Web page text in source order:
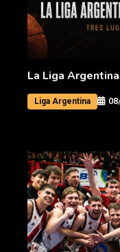
La Liga
Liga Argentina